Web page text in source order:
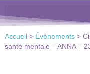
Accueil > Évènements >
santé mentale – ANNA –